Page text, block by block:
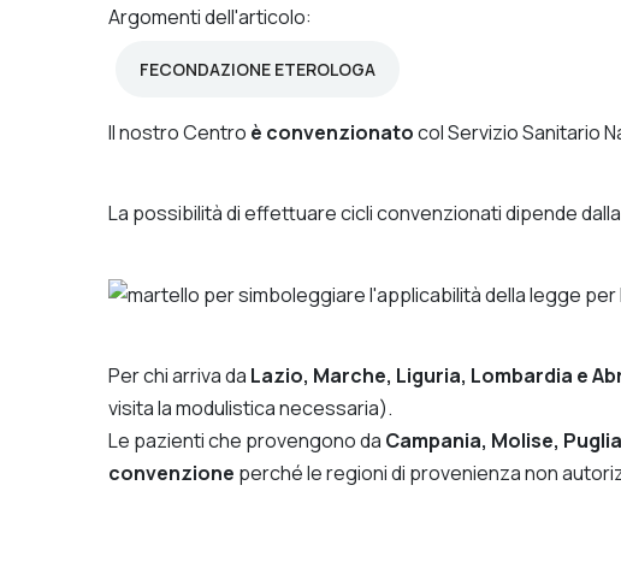
Argomenti dell'articolo:
FECONDAZIONE ETEROLOGA
Il nostro Centro è convenzionatocol Servizio Sanitario
La possibilità di effettuare cicli convenzionati dipende
Per chi arriva da Lazio, Marche, Liguria, Lombardia e
visita la modulistica necessaria).
Le pazienti che provengono da Campania, Molise,
convenzione perché le regioni di provenienza non